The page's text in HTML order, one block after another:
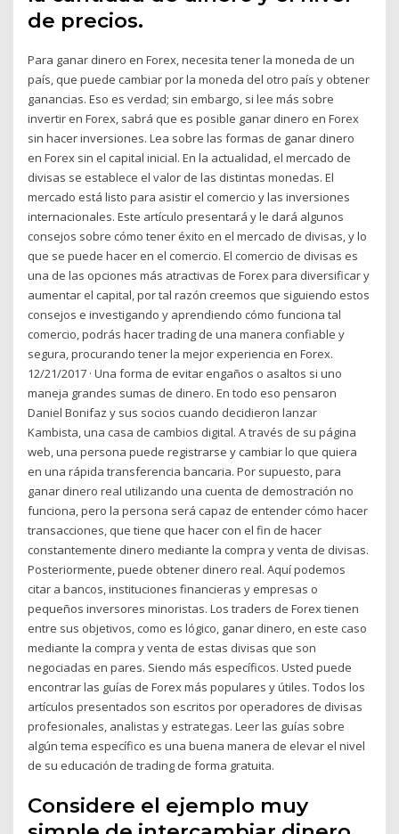
de precios.
Para ganar dinero en Forex, necesita tener la moneda de un
país, que puede cambiar por la moneda del otro país y obtener
ganancias. Eso es verdad; sin embargo, si lee más sobre
invertir en Forex, sabrá que es posible ganar dinero en Forex
sin hacer inversiones. Lea sobre las formas de ganar dinero
en Forex sin el capital inicial. En la actualidad, el mercado de
divisas se establece el valor de las distintas monedas. El
mercado está listo para asistir el comercio y las inversiones
internacionales. Este artículo presentará y le dará algunos
consejos sobre cómo tener éxito en el mercado de divisas, y lo
que se puede hacer en el comercio. El comercio de divisas es
una de las opciones más atractivas de Forex para diversificar y
aumentar el capital, por tal razón creemos que siguiendo estos
consejos e investigando y aprendiendo cómo funciona tal
comercio, podrás hacer trading de una manera confiable y
segura, procurando tener la mejor experiencia en Forex.
12/21/2017 · Una forma de evitar engaños o asaltos si uno
maneja grandes sumas de dinero. En todo eso pensaron
Daniel Bonifaz y sus socios cuando decidieron lanzar
Kambista, una casa de cambios digital. A través de su página
web, una persona puede registrarse y cambiar lo que quiera
en una rápida transferencia bancaria. Por supuesto, para
ganar dinero real utilizando una cuenta de demostración no
funciona, pero la persona será capaz de entender cómo hacer
transacciones, que tiene que hacer con el fin de hacer
constantemente dinero mediante la compra y venta de divisas.
Posteriormente, puede obtener dinero real. Aquí podemos
citar a bancos, instituciones financieras y empresas o
pequeños inversores minoristas. Los traders de Forex tienen
entre sus objetivos, como es lógico, ganar dinero, en este caso
mediante la compra y venta de estas divisas que son
negociadas en pares. Siendo más específicos. Usted puede
encontrar las guías de Forex más populares y útiles. Todos los
artículos presentados son escritos por operadores de divisas
profesionales, analistas y estrategas. Leer las guías sobre
algún tema específico es una buena manera de elevar el nivel
de su educación de trading de forma gratuita.
Considere el ejemplo muy